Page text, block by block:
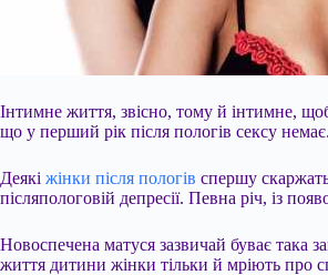
Інтимне життя, звісно, тому й інтимне,
що у перший рік після пологів сексу
Деякі жінки після пологів спершу
післяпологовій депресії. Певна річ, із
Новоспечена матуся зазвичай буває така
життя дитини жінки тільки й мріють про